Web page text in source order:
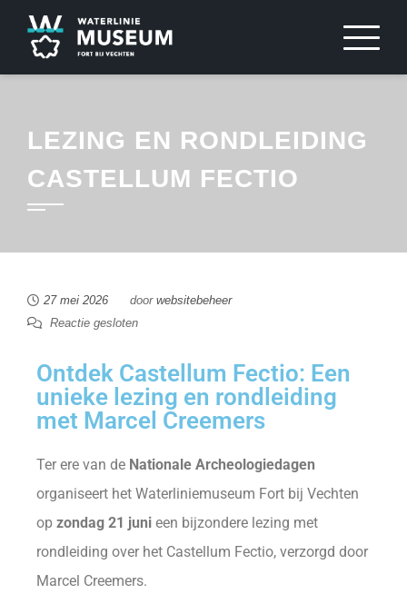
LEZING EN RONDLEIDING
CASTELLUM FECTIO
27 mei 2026 door websitebeheer
Reactie gesloten
Ontdek Castellum Fectio: Een
unieke lezing en rondleiding
met Marcel Creemers
Ter ere van de Nationale Archeologiedagen
organiseert het Waterliniemuseum Fort bij Vechten
op zondag 21 juni een bijzondere lezing met
rondleiding over het Castellum Fectio, verzorgd door
Marcel Creemers.